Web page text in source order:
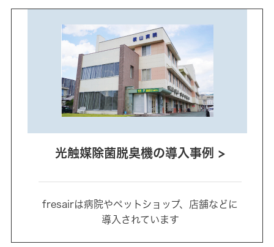
光触媒除菌脱臭機の導入事例 >
fresairは病院やペットショップ、店舗などに
導入されています